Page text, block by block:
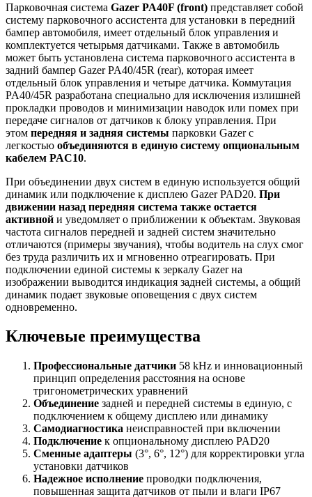
Парковочная система Gazer PA40F (front) представляет собой
систему парковочного ассистента для установки в передний
бампер автомобиля, имеет отдельный блок управления и
комплектуется четырьмя датчиками. Также в автомобиль
может быть установлена система парковочного ассистента в
задний бампер Gazer PA40/45R (rear), которая имеет
отдельный блок управления и четыре датчика. Коммутация
PA40/45R разработана специально для исключения излишней
прокладки проводов и минимизации наводок или помех при
передаче сигналов от датчиков к блоку управления. При
этом передняя и задняя системы парковки Gazer с
легкостью объединяются в единую систему опциональным
кабелем PAC10.
При объединении двух систем в единую используется общий
динамик или подключение к дисплею Gazer PAD20. При
движении назад передняя система также остается
активной и уведомляет о приближении к объектам. Звуковая
частота сигналов передней и задней систем значительно
отличаются (примеры звучания), чтобы водитель на слух смог
без труда различить их и мгновенно отреагировать. При
подключении единой системы к зеркалу Gazer на
изображении выводится индикация задней системы, а общий
динамик подает звуковые оповещения с двух систем
одновременно.
Ключевые преимущества
Профессиональные датчики 58 kHz и инновационный
принцип определения расстояния на основе
тригонометрических уравнений
Объединение задней и передней системы в единую, с
подключением к общему дисплею или динамику
Самодиагностика неисправностей при включении
Подключение к опциональному дисплею PAD20
Сменные адаптеры (3°, 6°, 12°) для корректировки угла
установки датчиков
Надежное исполнение проводки подключения,
повышенная защита датчиков от пыли и влаги IP67